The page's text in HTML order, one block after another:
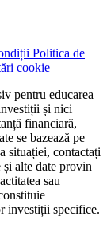
Politica de
cookie
pentru educarea
și nici
financiară,
se bazează pe
situației, contactați
alte date provin
sau
investiții specifice.